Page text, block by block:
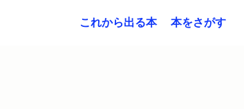
これから出る本 本をさがす